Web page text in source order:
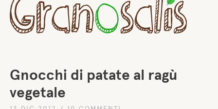
Gnocchi di patate al ragù
vegetale